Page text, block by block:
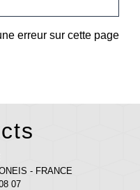
erreur sur cette page
- FRANCE
07